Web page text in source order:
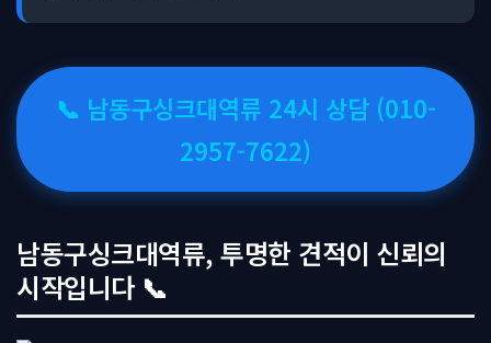
📞 남동구싱크대역류 24시 상담 (010-
2957-7622)
남동구싱크대역류, 투명한 견적이 신뢰의
시작입니다 📞